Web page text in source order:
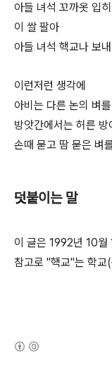
아들 녀석 꼬까옷 입
이 쌀 팔아
아들 녀석 핵교나 보
이런저런 생각에
아비는 다른 논의 벼
방앗간에서는 허른 방
손때 묻고 땀 묻은 벼
덧붙이는 말
이 글은 1992년 10월
참고로 "핵교"는 학